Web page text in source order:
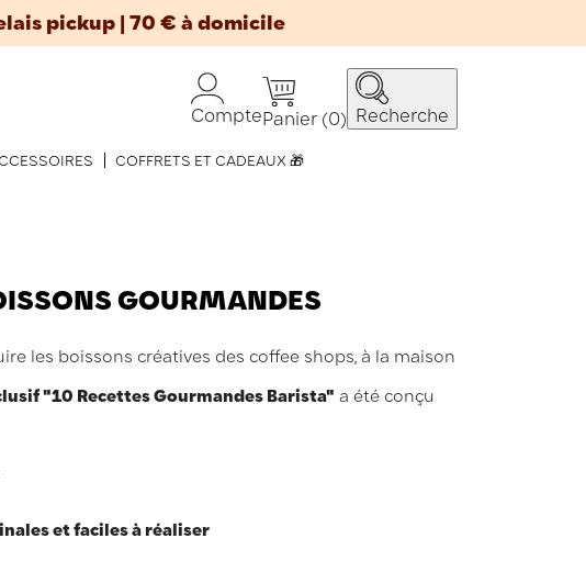
pickup | 70 € à domicile
ComptePanier (0) Recherche
COFFRETS ET CADEAUX 🎁
GOURMANDES
les boissons créatives des coffee shops, à la maison
"10 Recettes Gourmandes Barista" a été conçu
et faciles à réaliser